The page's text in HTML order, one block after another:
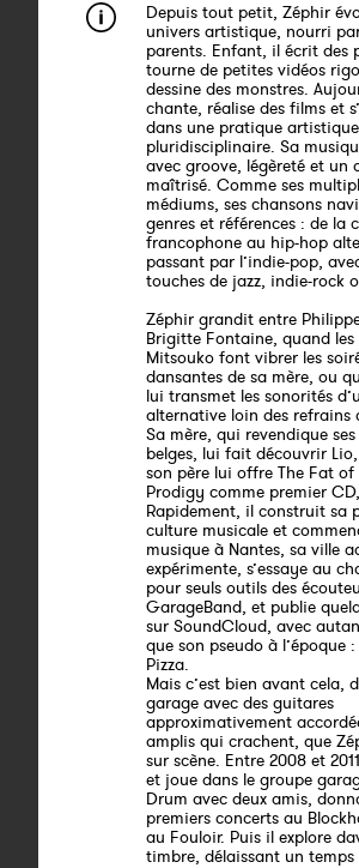
Depuis tout petit, Zéphir
univers artistique, nourri
parents. Enfant, il écrit des
tourne de petites vidéos
dessine des monstres.
chante, réalise des films et
dans une pratique artistique
pluridisciplinaire. Sa
avec groove, légèreté et un
maîtrisé. Comme ses
médiums, ses chansons
genres et références : de la
francophone au hip-hop
passant par l’indie-pop,
touches de jazz, indie-rock
Zéphir grandit entre
Brigitte Fontaine, quand les
Mitsouko font vibrer les
dansantes de sa mère, ou
lui transmet les sonorités
alternative loin des refrains
Sa mère, qui revendique
belges, lui fait découvrir
son père lui offre The Fat of
Prodigy comme premier
Rapidement, il construit sa
culture musicale et
musique à Nantes, sa ville
expérimente, s’essaye au
pour seuls outils des
GarageBand, et publie
sur SoundCloud, avec
que son pseudo à l’époque
Pizza.
Mais c’est bien avant cela,
garage avec des guitares
approximativement
amplis qui crachent, que
sur scène. Entre 2008 et
et joue dans le groupe
Drum avec deux amis,
premiers concerts au
au Fouloir. Puis il explore
timbre, délaissant un temps